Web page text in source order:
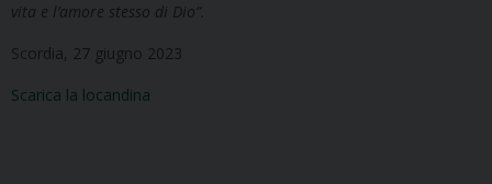
vita e l’amore stesso di Dio”.
Scordia, 27 giugno 2023
Scarica la locandina